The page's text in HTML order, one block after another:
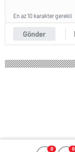
0 0
Gönder
En az 10 karakter gerekli